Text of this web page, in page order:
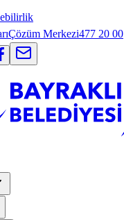
Çözüm Merkezi477 20 00